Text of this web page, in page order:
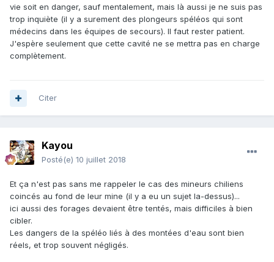
vie soit en danger, sauf mentalement, mais là aussi je ne suis pas
trop inquiète (il y a surement des plongeurs spéléos qui sont
médecins dans les équipes de secours). Il faut rester patient.
J'espère seulement que cette cavité ne se mettra pas en charge
complètement.
Citer
Kayou
Posté(e) 10 juillet 2018
Et ça n'est pas sans me rappeler le cas des mineurs chiliens
coincés au fond de leur mine (il y a eu un sujet la-dessus)...
ici aussi des forages devaient être tentés, mais difficiles à bien
cibler.
Les dangers de la spéléo liés à des montées d'eau sont bien
réels, et trop souvent négligés.